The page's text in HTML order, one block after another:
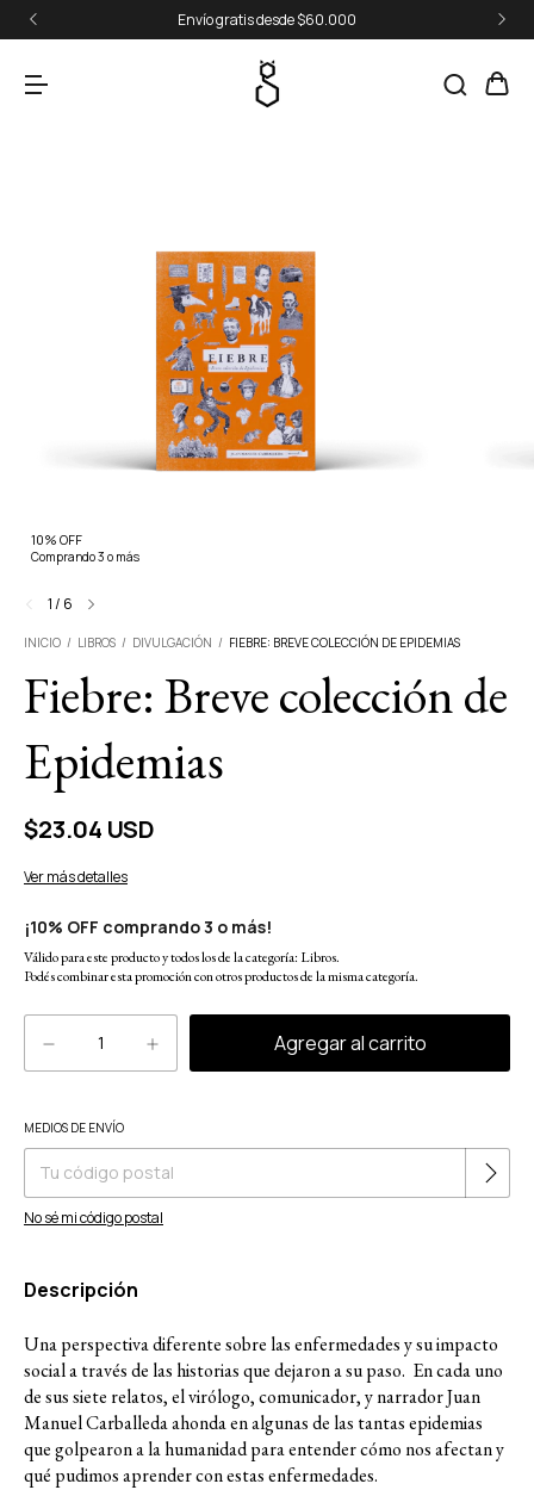
Envío gratis desde $60.000
10% OFF
Comprando 3 o más
1/ 6
INICIO / LIBROS / DIVULGACIÓN / FIEBRE: BREVE COLECCIÓN DE EPIDEMIAS
Fiebre: Breve colección de
Epidemias
$23.04 USD
Ver más detalles
¡10% OFF comprando 3 o más!
Válido para este producto y todos los de la categoría: Libros.
Podés combinar esta promoción con otros productos de la misma categoría.
Entregas para el CP:
MEDIOS DE ENVÍO
No sé mi código postal
Descripción
Una perspectiva diferente sobre las enfermedades y su impacto
social a través de las historias que dejaron a su paso. En cada uno
de sus siete relatos, el virólogo, comunicador, y narrador Juan
Manuel Carballeda ahonda en algunas de las tantas epidemias
que golpearon a la humanidad para entender cómo nos afectan y
qué pudimos aprender con estas enfermedades.